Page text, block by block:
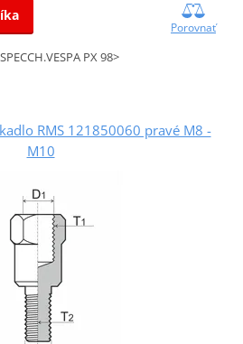
Porovnať
PX 98>
RMS 121850060 pravé M8 -
M10